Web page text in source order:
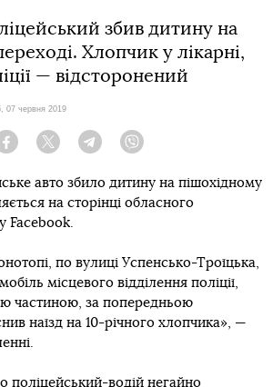
збив дитину на
Хлопчик у лікарні,
— відсторонений
07 червня 2019
Facebook Twitter Telegram
авто збило дитину на пішохідному
на сторінці обласного
Facebook.
по вулиці Успенсько-Троїцька,
місцевого відділення поліції,
частиною, за попередньою
наїзд на 10-річного хлопчика», —
поліцейський-водій негайно